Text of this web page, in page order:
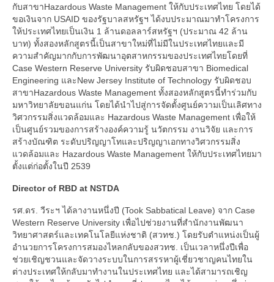
กับสาขาHazardous Waste Management ให้กับประเทศไทย โดยได้
ขอเงินจาก USAID ของรัฐบาลสหรัฐฯ ได้งบประมาณมาทำโครงการ
ให้ประเทศไทยเป็นเงิน 1 ล้านดอลลาร์สหรัฐฯ (ประมาณ 42 ล้าน
บาท) ทั้งสองหลักสูตรนี้เป็นสาขาใหม่ที่ไม่มีในประเทศไทยและมี
ความสำคัญมากกับการพัฒนาอุตสาหกรรมของประเทศไทยโดยที่
Case Western Reserve University รับผิดชอบสาขา Biomedical
Engineering และNew Jersey Institute of Technology รับผิดชอบ
สาขาHazardous Waste Management ทั้งสองหลักสูตรนี้ทำร่วมกับ
มหาวิทยาลัยขอนแก่น โดยได้นำไปสู่การจัดตั้งศูนย์ความเป็นเลิศทาง
วิศวกรรมสิ่งแวดล้อมและ Hazardous Waste Management เพื่อให้
เป็นศูนย์รวมของการสร้างองค์ความรู้ นวัตกรรม งานวิจัย และการ
สร้างบัณฑิต ระดับปริญญาโทและปริญญาเอกทางวิศวกรรมสิ่ง
แวดล้อมและ Hazardous Waste Management ให้กับประเทศไทยมา
ตั้งแต่ก่อตั้งในปี 2539
Director of RBD at NSTDA
รศ.ดร. วีระฯ ได้ลางานหนึ่งปี (Took Sabbatical Leave) จาก Case
Western Reserve University เพื่อไปช่วยงานที่สำนักงานพัฒนา
วิทยาศาสตร์และเทคโนโลยีแห่งชาติ (สวทช.) โดยรับตำแหน่งเป็นผู้
อำนวยการโครงการสมองไหลกลับของสวทช. เป็นเวลาหนึ่งปีเพื่อ
ช่วยเชิญชวนและจัดวางระบบในการสรรหาผู้เชี่ยวชาญคนไทยใน
ต่างประเทศให้กลับมาทำงานในประเทศไทย และได้สามารถเชิญ